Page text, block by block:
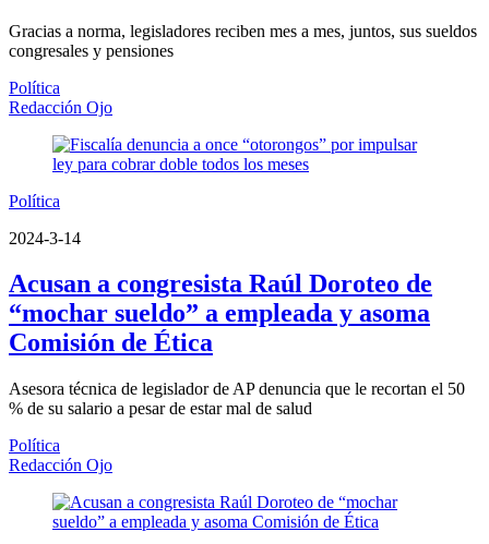
Gracias a norma, legisladores reciben mes a mes, juntos, sus sueldos
congresales y pensiones
Política
Redacción Ojo
Política
2024-3-14
Acusan a congresista Raúl Doroteo de
“mochar sueldo” a empleada y asoma
Comisión de Ética
Asesora técnica de legislador de AP denuncia que le recortan el 50
% de su salario a pesar de estar mal de salud
Política
Redacción Ojo